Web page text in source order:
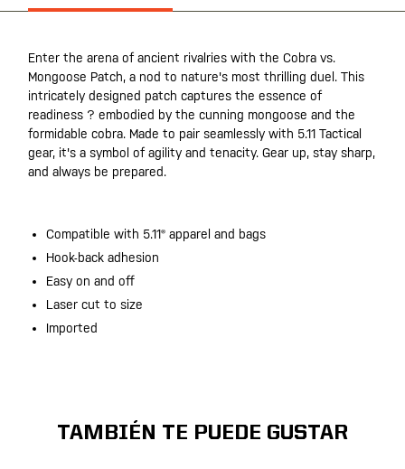
Enter the arena of ancient rivalries with the Cobra vs.
Mongoose Patch, a nod to nature's most thrilling duel. This
intricately designed patch captures the essence of
readiness ? embodied by the cunning mongoose and the
formidable cobra. Made to pair seamlessly with 5.11 Tactical
gear, it's a symbol of agility and tenacity. Gear up, stay sharp,
and always be prepared.
Compatible with 5.11® apparel and bags
Hook-back adhesion
Easy on and off
Laser cut to size
Imported
TAMBIÉN TE PUEDE GUSTAR